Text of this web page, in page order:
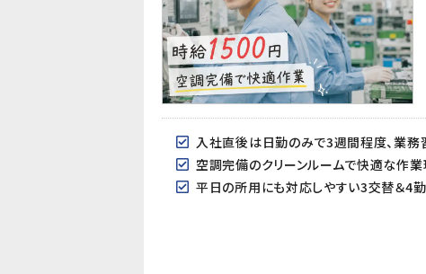
入社直後は日勤のみで3週間程度、業務
空調完備のクリーンルームで快適な作
平日の所用にも対応しやすい3交替＆4